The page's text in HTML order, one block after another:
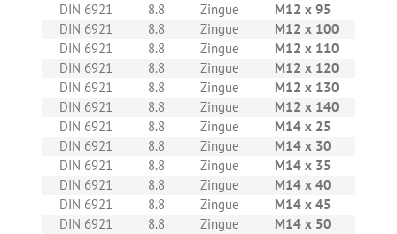
DIN 6921
8.8 Zingue M12 x 95
DIN 6921
8.8 Zingue M12 x 100
DIN 6921
8.8 Zingue M12 x 110
DIN 6921
8.8 Zingue M12 x 120
DIN 6921
8.8 Zingue M12 x 130
DIN 6921
8.8 Zingue M12 x 140
DIN 6921
8.8 Zingue M14 x 25
DIN 6921
8.8 Zingue M14 x 30
DIN 6921
8.8 Zingue M14 x 35
DIN 6921
8.8 Zingue M14 x 40
DIN 6921
8.8 Zingue M14 x 45
DIN 6921
8.8 Zingue M14 x 50